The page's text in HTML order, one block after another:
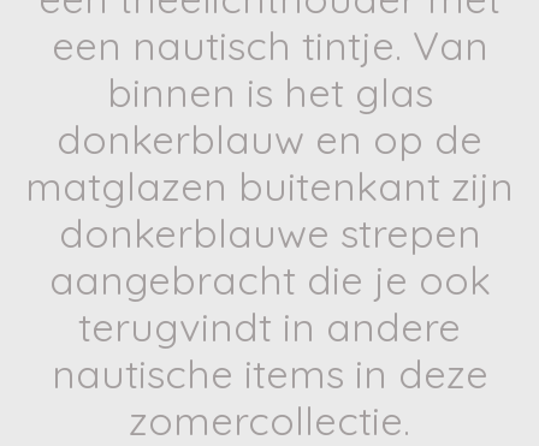
een nautisch tintje. Van
binnen is het glas
donkerblauw en op de
matglazen buitenkant zijn
donkerblauwe strepen
aangebracht die je ook
terugvindt in andere
nautische items in deze
zomercollectie.